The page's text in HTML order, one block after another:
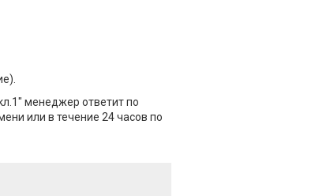
менеджер ответит по
или в течение 24 часов по